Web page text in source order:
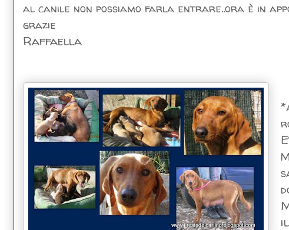
al canile non possiamo farla entrare..ora è in
grazie
Raffaella
*